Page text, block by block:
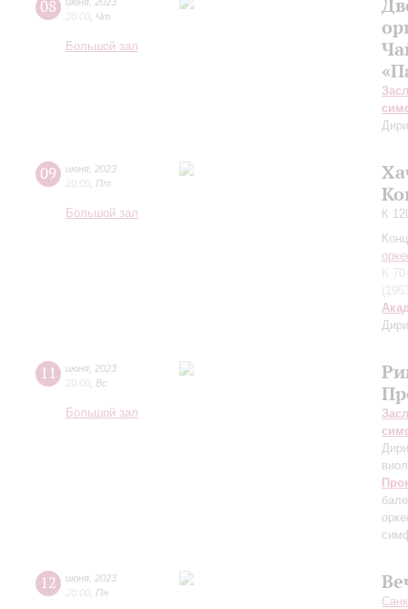
08
20:00 Чт
Большой зал
09 июня 2023
20:00 Пт
Большой зал
К
К
11 июня 2023
20:00 Вс
Большой зал
12 июня 2023
20:00 Пн